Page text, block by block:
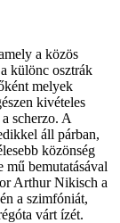
a közös
különc osztrák
melyek
kivételes
scherzo. A
áll párban,
közönség
mű bemutatásával
Arthur Nikisch a
a szimfóniát,
várt ízét.